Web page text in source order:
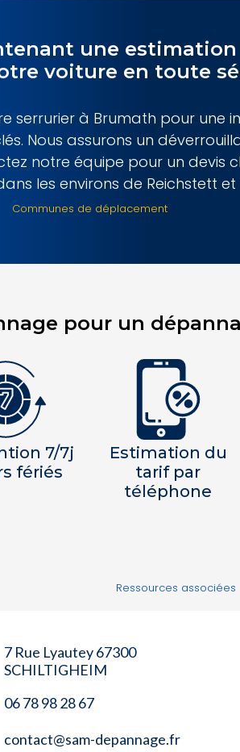
une
voiture en toute
serrurier à Brumath pour une
Nous assurons un
notre équipe pour un devis
les environs de Reichstett et
Communes de déplacement
pour un
7/7j
fériés
Estimation du
tarif par
téléphone
Ressources associées
7 Rue Lyautey 67300
SCHILTIGHEIM
06 78 98 28 67
contact@sam-depannage.fr